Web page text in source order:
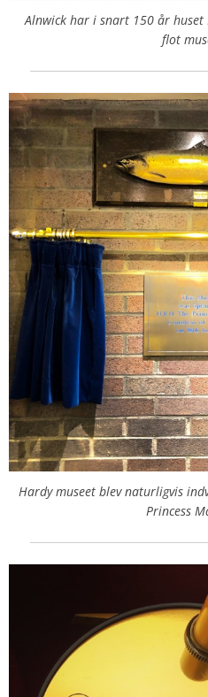
Alnwick har i snart 150 år huset
flot
Hardy museet blev naturligvis
Princess